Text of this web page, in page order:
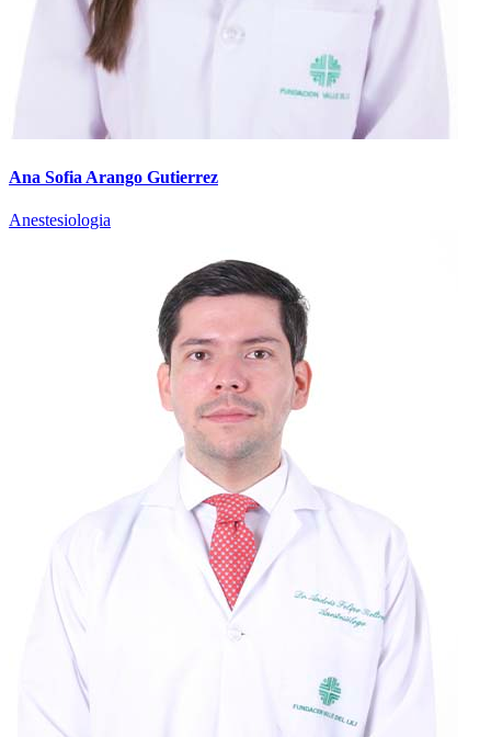
Ana Sofia Arango Gutierrez
Anestesiologia